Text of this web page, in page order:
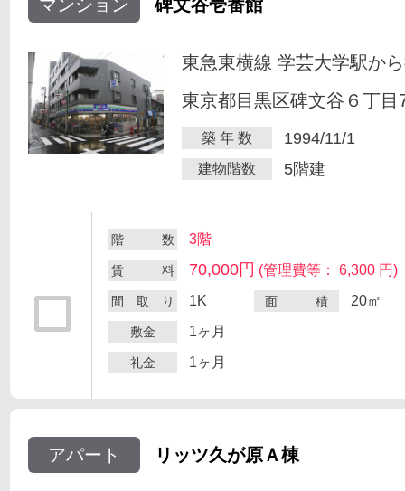
マンション 碑文谷壱番館
東急東横線 学芸大学駅か
東京都目黒区碑文谷６丁目
築 年 数 1994/11/1
建物階数 5階建
階 数 3階
賃 料 70,000円 (管理費等： 6,300 円)
間 取 り 1K 面 積 20㎡
敷金 1ヶ月
礼金 1ヶ月
アパート リッツ久が原Ａ棟